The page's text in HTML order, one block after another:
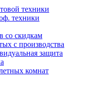
техники
техники
со скидкам
с производства
защита
комнат